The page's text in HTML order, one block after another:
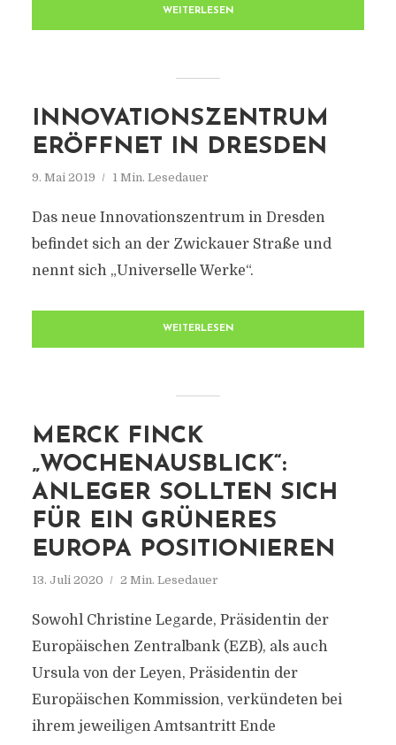
WEITERLESEN
INNOVATIONSZENTRUM
ERÖFFNET IN DRESDEN
9. Mai 2019 1 Min. Lesedauer
Das neue Innovationszentrum in Dresden
befindet sich an der Zwickauer Straße und
nennt sich „Universelle Werke“.
WEITERLESEN
MERCK FINCK
„WOCHENAUSBLICK“:
ANLEGER SOLLTEN SICH
FÜR EIN GRÜNERES
EUROPA POSITIONIEREN
13. Juli 2020 2 Min. Lesedauer
Sowohl Christine Legarde, Präsidentin der
Europäischen Zentralbank (EZB), als auch
Ursula von der Leyen, Präsidentin der
Europäischen Kommission, verkündeten bei
ihrem jeweiligen Amtsantritt Ende